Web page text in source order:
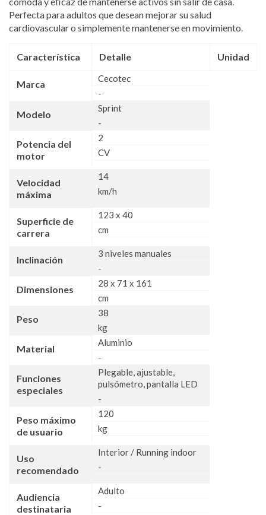
Perfecta para adultos que desean mejorar su salud
cardiovascular o simplemente mantenerse en movimiento.
Característica Detalle Unidad
Marca
Cecotec
-
Modelo
Sprint
-
Potencia del
motor
2
CV
Velocidad
máxima
14
km/h
Superficie de
carrera
123 x 40
cm
Inclinación
3 niveles manuales
-
Dimensiones
28 x 71 x 161
cm
Peso
38
kg
Material
Aluminio
-
Funciones
especiales
Plegable, ajustable,
pulsómetro, pantalla LED
-
Peso máximo
de usuario
120
kg
Uso
recomendado
Interior / Running indoor
-
Audiencia
destinataria
Adulto
-